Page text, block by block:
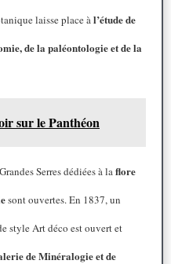
laisse place àl’étude de
de la paléontologie et de la
sur le Panthéon
Serres dédiées à laflore
sont ouvertes. En 1837, un
style Art déco est ouvert et
de Minéralogie et de